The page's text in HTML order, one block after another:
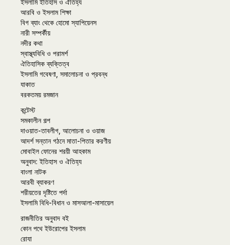
আরবি ও ইসলাম শিক্ষা
বিগ ব্যাং থেকে হোমো স্যাপিয়েনস
নারী সম্পর্কীয়
নদীর কথা
স্বাস্থ্যবিধি ও পরামর্শ
ঐতিহাসিক ব্যক্তিত্ব
ইসলামি গবেষণা, সমালোচনা ও প্রবন্ধ
যাকাত
বরকতময় রমজান
কন্টেস্ট
সমকালীন গল্প
দাওয়াত-তাবলীগ, আলোচনা ও ওয়াজ
আদর্শ সন্তান গঠনে মাতা-পিতার করণীয়
মোবাইল ফোনের শরয়ী আহকাম
অনুবাদ: ইতিহাস ও ঐতিহ্য
বাংলা নাটক
আরবী ব্যাকরণ
শরীয়তের দৃষ্টিতে পর্দা
ইসলামি বিধি-বিধান ও মাসআলা-মাসায়েল
রাজনীতির অনুবাদ বই
কোন পথে ইউরোপের ইসলাম
রোযা